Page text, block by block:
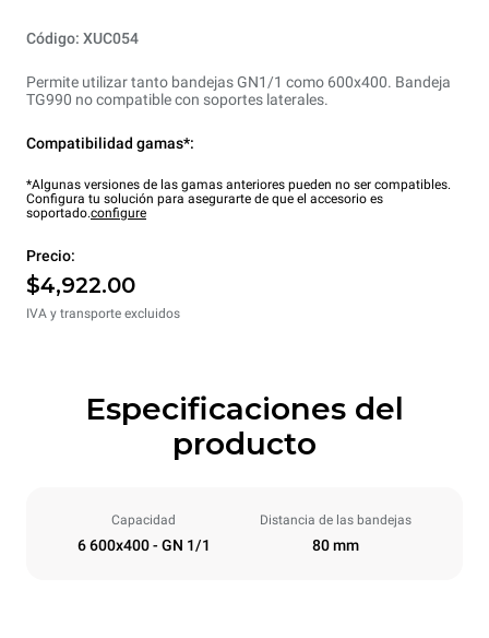
Código: XUC054
Permite utilizar tanto bandejas GN1/1 como 600x400. Bandeja
TG990 no compatible con soportes laterales.
Compatibilidad gamas*:
*Algunas versiones de las gamas anteriores pueden no ser compatibles.
Configura tu solución para asegurarte de que el accesorio es
soportado.configure
Precio:
$4,922.00
IVA y transporte excluidos
Especificaciones del
producto
Capacidad
6 600x400 - GN 1/1
Distancia de las bandejas
80 mm